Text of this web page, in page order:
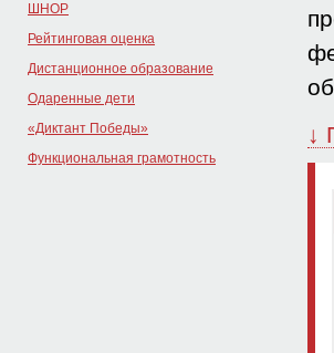
ШНОР
Рейтинговая оценка
Дистанционное образование
Одаренные дети
«Диктант Победы»
Функциональная грамотность
↓